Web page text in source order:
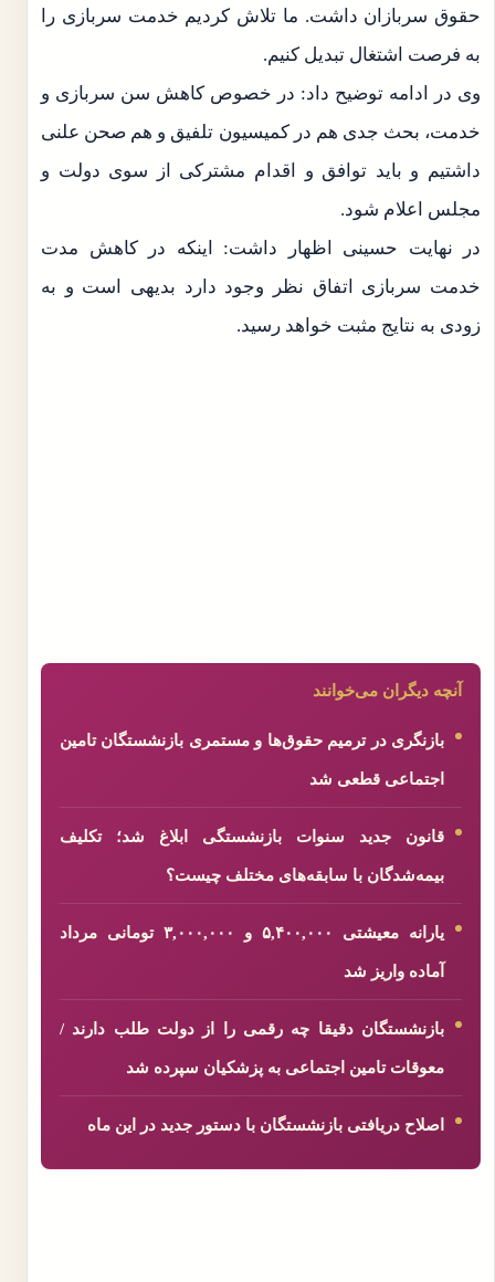
حقوق سربازان داشت. ما تلاش کردیم خدمت سربازی را
به فرصت اشتغال تبدیل کنیم.
وی در ادامه توضیح داد: در خصوص کاهش سن سربازی و
خدمت، بحث جدی هم در کمیسیون تلفیق و هم صحن علنی
داشتیم و باید توافق و اقدام مشترکی از سوی دولت و
مجلس اعلام شود.
در نهایت حسینی اظهار داشت: اینکه در کاهش مدت
خدمت سربازی اتفاق نظر وجود دارد بدیهی است و به
زودی به نتایج مثبت خواهد رسید.
آنچه دیگران می‌خوانند
بازنگری در ترمیم حقوق‌ها و مستمری بازنشستگان تامین
اجتماعی قطعی شد
قانون جدید سنوات بازنشستگی ابلاغ شد؛ تکلیف
بیمه‌شدگان با سابقه‌های مختلف چیست؟
یارانه معیشتی ۵,۴۰۰,۰۰۰ و ۳,۰۰۰,۰۰۰ تومانی مرداد
آماده واریز شد
بازنشستگان دقیقا چه رقمی را از دولت طلب دارند /
معوقات تامین اجتماعی به پزشکیان سپرده شد
اصلاح دریافتی بازنشستگان با دستور جدید در این ماه